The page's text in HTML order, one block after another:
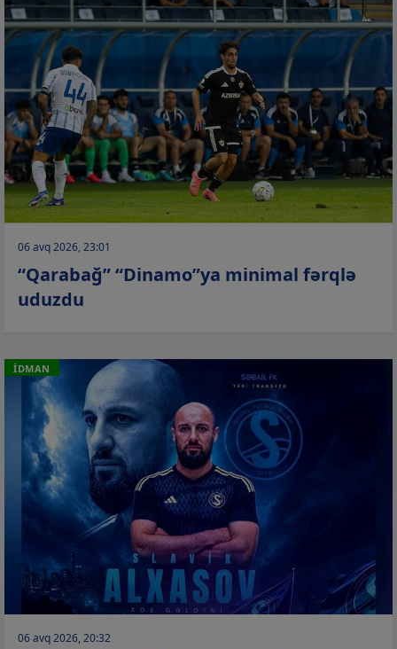
06 avq 2026, 23:01
“Qarabağ” “Dinamo”ya minimal fərqlə
uduzdu
İDMAN
06 avq 2026, 20:32